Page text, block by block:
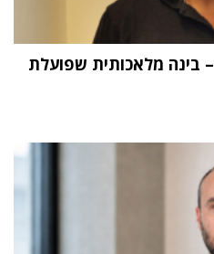
"העתיד הוא Physical AI – בינה מלאכותית שפועלת